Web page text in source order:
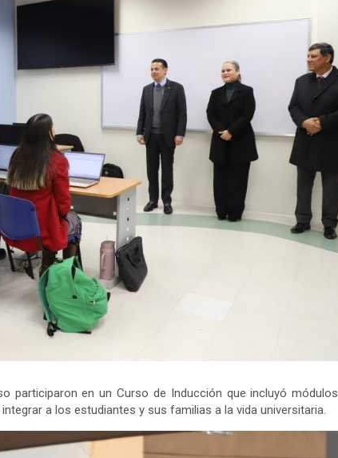
participaron en un Curso de Inducción que incluyó módulos
a los estudiantes y sus familias a la vida universitaria.